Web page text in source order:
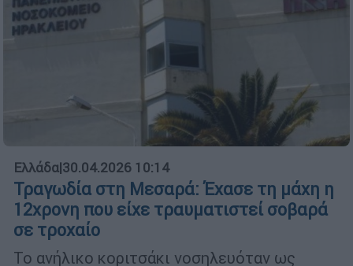
Ελλάδα|30.04.2026 10:14
Τραγωδία στη Μεσαρά: Έχασε τη μάχη η
12χρονη που είχε τραυματιστεί σοβαρά
σε τροχαίο
Το ανήλικο κοριτσάκι νοσηλευόταν ως